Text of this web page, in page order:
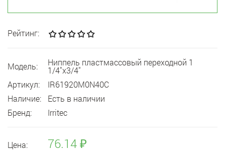
Рейтинг:
Модель: Ниппель пластмассовый переходной 1
1/4"x3/4"
Артикул:
IR61920M0N40C
Наличие:
Есть в наличии
Бренд:
Irritec
Цена: 76.14 ₽